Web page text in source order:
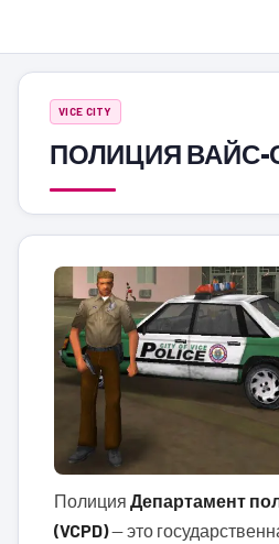
VICE CITY
ПОЛИЦИЯ ВАЙС-
Полиция Департамент
(VCPD)— это